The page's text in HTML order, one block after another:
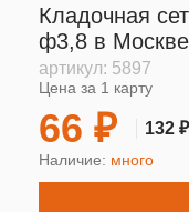
Кладочная
ф3,8 в Москве
артикул: 5897
Цена за 1 карту
66 ₽ 132 ₽
Наличие: много